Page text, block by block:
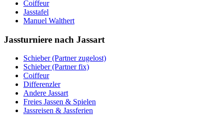
Coiffeur
Jasstafel
Manuel Walthert
Jassturniere nach Jassart
Schieber (Partner zugelost)
Schieber (Partner fix)
Coiffeur
Differenzler
Andere Jassart
Freies Jassen & Spielen
Jassreisen & Jassferien